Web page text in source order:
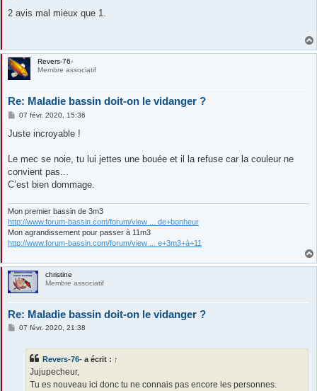
s
2 avis mal mieux que 1.
Revers-76-
Membre associatif
Re: Maladie bassin doit-on le vidanger ?
M
s
g
07 févr. 2020, 15:36
Juste incroyable !
Le mec se noie, tu lui jettes une bouée et il la refuse car la couleur ne
convient pas...
C’est bien dommage.
Mon premier bassin de 3m3
http://www.forum-bassin.com/forum/view ... de+bonheur
Mon agrandissement pour passer à 11m3
http://www.forum-bassin.com/forum/view ... e+3m3+à+11
christine
Membre associatif
Re: Maladie bassin doit-on le vidanger ?
M07 févr. 2020, 21:38
Revers-76- a écrit : ↑
Jujupecheur,
Tu es nouveau ici donc tu ne connais pas encore les personnes.